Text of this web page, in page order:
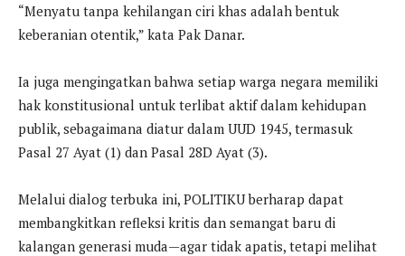
“Menyatu tanpa kehilangan ciri khas adalah bentuk
keberanian otentik,” kata Pak Danar.
Ia juga mengingatkan bahwa setiap warga negara memiliki
hak konstitusional untuk terlibat aktif dalam kehidupan
publik, sebagaimana diatur dalam UUD 1945, termasuk
Pasal 27 Ayat (1) dan Pasal 28D Ayat (3).
Melalui dialog terbuka ini, POLITIKU berharap dapat
membangkitkan refleksi kritis dan semangat baru di
kalangan generasi muda—agar tidak apatis, tetapi melihat